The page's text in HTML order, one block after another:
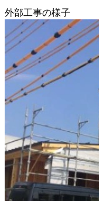
外部工事の様子